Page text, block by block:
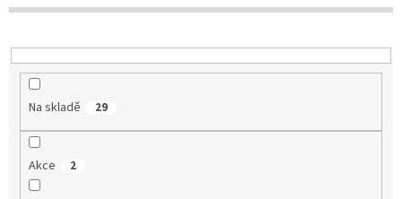
u
Na skladě 29
Akce 2